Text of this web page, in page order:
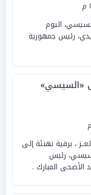
اليوم
رئيس جمهورية
«السيسي»
، برقية تهنئة إلى
رئيس
الأضحى المبارك .